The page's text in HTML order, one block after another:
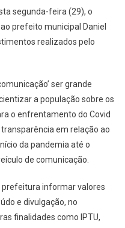
segunda-feira (29), o
prefeito municipal Daniel
realizados pelo
ser grande
a população sobre os
o enfrentamento do Covid
em relação ao
da pandemia até o
de comunicação.
prefeitura informar valores
e divulgação, no
finalidades como IPTU,